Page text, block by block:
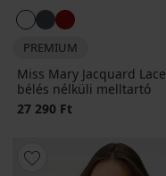
PREMIUM
Miss Mary Jacquard Lace
bélés nélküli melltartó
27 290 Ft